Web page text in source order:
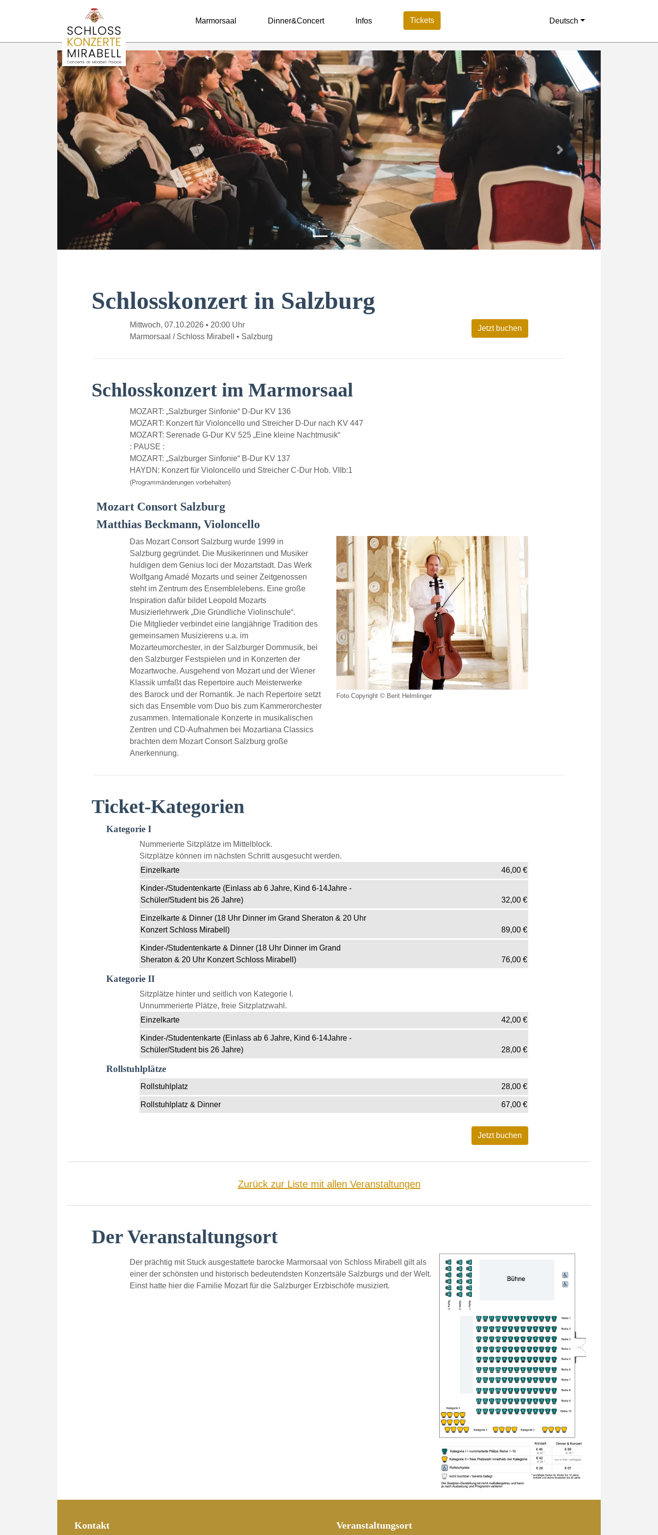
Marmorsaal Dinner&Concert Infos Tickets Deutsch
Previous Next
Schlosskonzert in Salzburg
Mittwoch, 07.10.2026 • 20:00 Uhr
Marmorsaal / Schloss Mirabell • Salzburg
Schlosskonzert im Marmorsaal
MOZART: „Salzburger Sinfonie“ D-Dur KV 136
MOZART: Konzert für Violoncello und Streicher D-Dur nach KV 447
MOZART: Serenade G-Dur KV 525 „Eine kleine Nachtmusik“
: PAUSE :
MOZART: „Salzburger Sinfonie“ B-Dur KV 137
HAYDN: Konzert für Violoncello und Streicher C-Dur Hob. VIIb:1
(Programmänderungen vorbehalten)
Mozart Consort Salzburg
Matthias Beckmann, Violoncello
Das Mozart Consort Salzburg wurde 1999 in
Salzburg gegründet. Die Musikerinnen und Musiker
huldigen dem Genius loci der Mozartstadt. Das Werk
Wolfgang Amadé Mozarts und seiner Zeitgenossen
steht im Zentrum des Ensemblelebens. Eine große
Inspiration dafür bildet Leopold Mozarts
Musizierlehrwerk „Die Gründliche Violinschule“.
Die Mitglieder verbindet eine langjährige Tradition des
gemeinsamen Musizierens u.a. im
Mozarteumorchester, in der Salzburger Dommusik, bei
den Salzburger Festspielen und in Konzerten der
Mozartwoche. Ausgehend von Mozart und der Wiener
Klassik umfaßt das Repertoire auch Meisterwerke
des Barock und der Romantik. Je nach Repertoire setzt
sich das Ensemble vom Duo bis zum Kammerorchester
zusammen. Internationale Konzerte in musikalischen
Zentren und CD-Aufnahmen bei Mozartiana Classics
brachten dem Mozart Consort Salzburg große
Anerkennung.
Foto Copyright © Berit Helmlinger
Ticket-Kategorien
Kategorie I
Nummerierte Sitzplätze im Mittelblock.
Sitzplätze können im nächsten Schritt ausgesucht werden.
Einzelkarte
46,00 €
Kinder-/Studentenkarte (Einlass ab 6 Jahre, Kind 6-14Jahre -
Schüler/Student bis 26 Jahre)
32,00 €
Einzelkarte & Dinner (18 Uhr Dinner im Grand Sheraton & 20 Uhr
Konzert Schloss Mirabell)
89,00 €
Kinder-/Studentenkarte & Dinner (18 Uhr Dinner im Grand
Sheraton & 20 Uhr Konzert Schloss Mirabell)
76,00 €
Kategorie II
Sitzplätze hinter und seitlich von Kategorie I.
Unnummerierte Plätze, freie Sitzplatzwahl.
Einzelkarte
42,00 €
Kinder-/Studentenkarte (Einlass ab 6 Jahre, Kind 6-14Jahre -
Schüler/Student bis 26 Jahre)
28,00 €
Rollstuhlplätze
Rollstuhlplatz 28,00 €
Rollstuhlplatz & Dinner 67,00 €
Zurück zur Liste mit allen Veranstaltungen
Der Veranstaltungsort
Der prächtig mit Stuck ausgestattete barocke Marmorsaal von Schloss Mirabell gilt als
einer der schönsten und historisch bedeutendsten Konzertsäle Salzburgs und der Welt.
Einst hatte hier die Familie Mozart für die Salzburger Erzbischöfe musiziert.
Kontakt Veranstaltungsort